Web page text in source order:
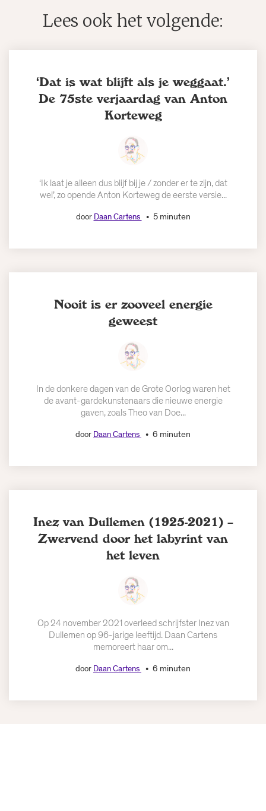
Lees ook het volgende:
‘Dat is wat blijft als je weggaat.’
De 75ste verjaardag van Anton
Korteweg
‘Ik laat je alleen dus blijf bij je / zonder er te zijn, dat
wel’, zo opende Anton Korteweg de eerste versie...
door Daan Cartens 5 minuten
Nooit is er zooveel energie
geweest
In de donkere dagen van de Grote Oorlog waren het
de avant-gardekunstenaars die nieuwe energie
gaven, zoals Theo van Doe...
door Daan Cartens 6 minuten
Inez van Dullemen (1925-2021) –
Zwervend door het labyrint van
het leven
Op 24 november 2021 overleed schrijfster Inez van
Dullemen op 96-jarige leeftijd. Daan Cartens
memoreert haar om...
door Daan Cartens 6 minuten
Meld je aan
Schrijf je nu in!